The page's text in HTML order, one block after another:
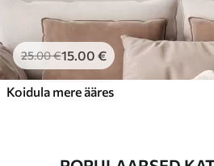
25.00€15.00 €
Koidula mere ääres